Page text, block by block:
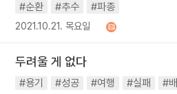
#순환
#추수 #파종
2021.10.21. 목요일
두려울 게 없다
#용기 #성공 #여행 #실패 #